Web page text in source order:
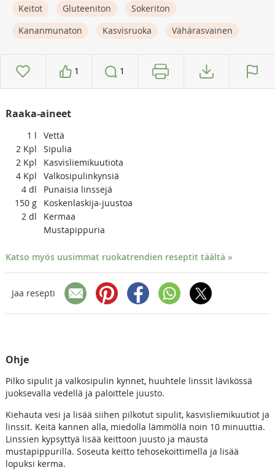
Keitot Gluteeniton
Sokeriton
Kananmunaton
Kasvisruoka Vähärasvainen
1 1
Raaka-aineet
1 l
Vettä
2 Kpl
Sipulia
2 Kpl
Kasvisliemikuutiota
4 Kpl
Valkosipulinkynsiä
4 dl
Punaisia linssejä
150 g
Koskenlaskija-juustoa
2 dl
Kermaa
Mustapippuria
Katso myös uusimmat ruokatrendien reseptit täältä »
Jaa resepti
Ohje
Pilko sipulit ja valkosipulin kynnet, huuhtele linssit lävikössä
juoksevalla vedellä ja paloittele juusto.
Kiehauta vesi ja lisää siihen pilkotut sipulit, kasvisliemikuutiot ja
linssit. Keitä kannen alla, miedolla lämmöllä noin 10 minuuttia.
Linssien kypsyttyä lisää keittoon juusto ja mausta
mustapippurilla. Soseuta keitto tehosekoittimella ja lisää
lopuksi kerma.